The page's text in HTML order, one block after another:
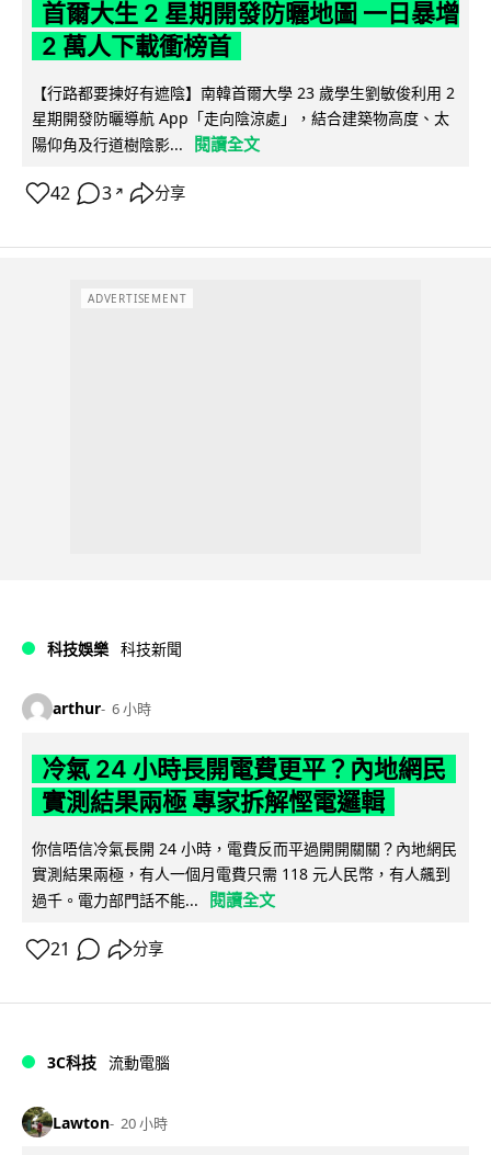
首爾大生 2 星期開發防曬地圖 一日暴增
2 萬人下載衝榜首
【行路都要揀好有遮陰】南韓首爾大學 23 歲學生劉敏俊利用 2
星期開發防曬導航 App「走向陰涼處」，結合建築物高度、太
陽仰角及行道樹陰影...
閱讀全文
42 3 ↗ 分享
ADVERTISEMENT
科技娛樂 科技新聞
arthur 6 小時
冷氣 24 小時長開電費更平？內地網民
實測結果兩極 專家拆解慳電邏輯
你信唔信冷氣長開 24 小時，電費反而平過開開關關？內地網民
實測結果兩極，有人一個月電費只需 118 元人民幣，有人飆到
過千。電力部門話不能...
閱讀全文
21 分享
3C科技 流動電腦
Lawton 20 小時